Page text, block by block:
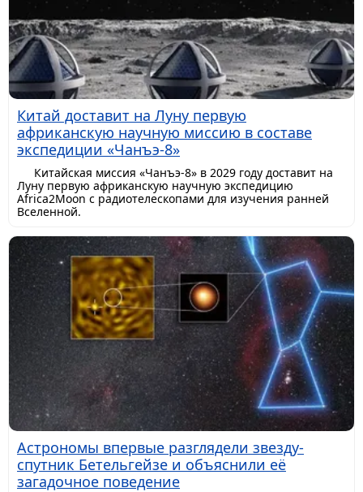
Китай доставит на Луну первую
африканскую научную миссию в составе
экспедиции «Чанъэ-8»
Китайская миссия «Чанъэ-8» в 2029 году доставит на
Луну первую африканскую научную экспедицию
Africa2Moon с радиотелескопами для изучения ранней
Вселенной.
Астрономы впервые разглядели звезду-
спутник Бетельгейзе и объяснили её
загадочное поведение